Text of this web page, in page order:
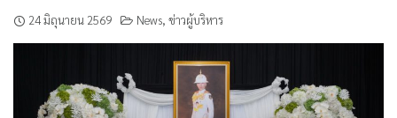
24 มิถุนายน 2569 News, ข่าวผู้บริหาร